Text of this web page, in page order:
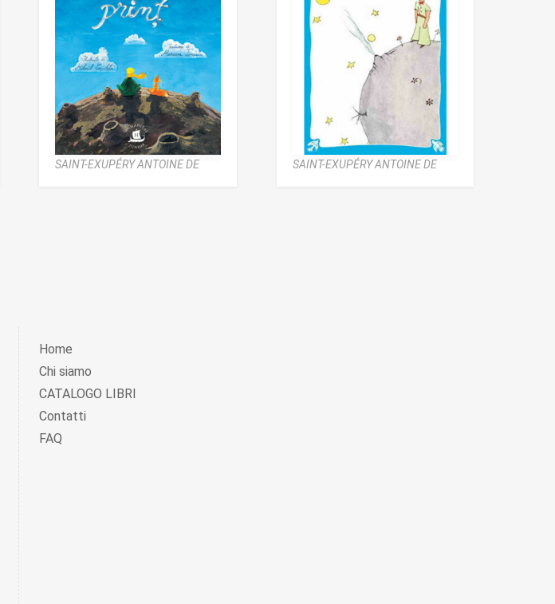
SAINT-EXUPÉRY ANTOINE DE SAINT-EXUPÉRY ANTOINE DE
Home
Chi siamo
CATALOGO LIBRI
Contatti
FAQ